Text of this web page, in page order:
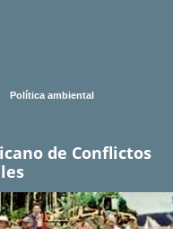
Política ambiental
de Conflictos